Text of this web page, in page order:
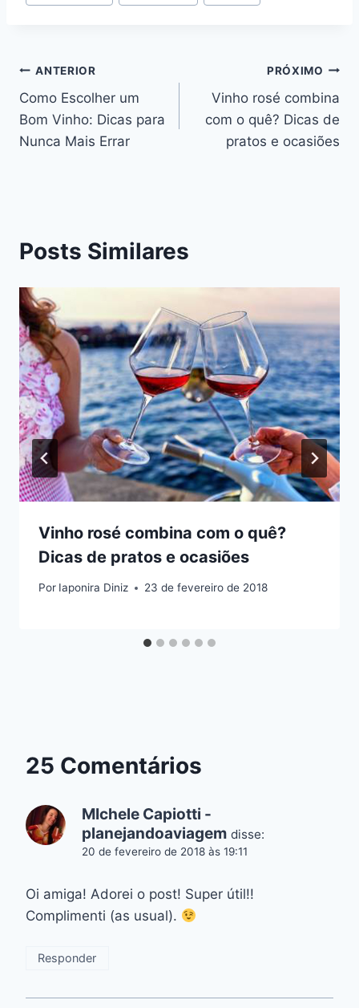
do
Navegação
de
Post
ANTERIOR
Como Escolher um
Bom Vinho: Dicas para
Nunca Mais Errar
PRÓXIMO
Vinho rosé combina
com o quê? Dicas de
pratos e ocasiões
Posts Similares
Vinho rosé combina com o quê?
Dicas de pratos e ocasiões
Por Iaponira Diniz 23 de fevereiro de 2018
25 Comentários
MIchele Capiotti -
planejandoaviagem disse:
20 de fevereiro de 2018 às 19:11
Oi amiga! Adorei o post! Super útil!!
Complimenti (as usual).
Responder